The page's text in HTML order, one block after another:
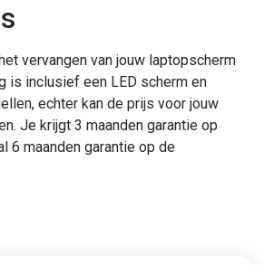
vervangen van jouw laptopscherm
is inclusief een LED scherm en
echter kan de prijs voor jouw
Je krijgt 3 maanden garantie op
6 maanden garantie op de